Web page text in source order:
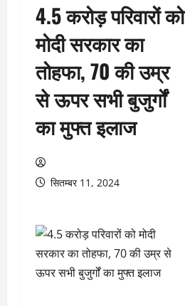
4.5 करोड़ परिवारों को
मोदी सरकार का
तोहफा, 70 की उम्र
से ऊपर सभी बुजुर्गों
का मुफ्त इलाज
सितम्बर 11, 2024